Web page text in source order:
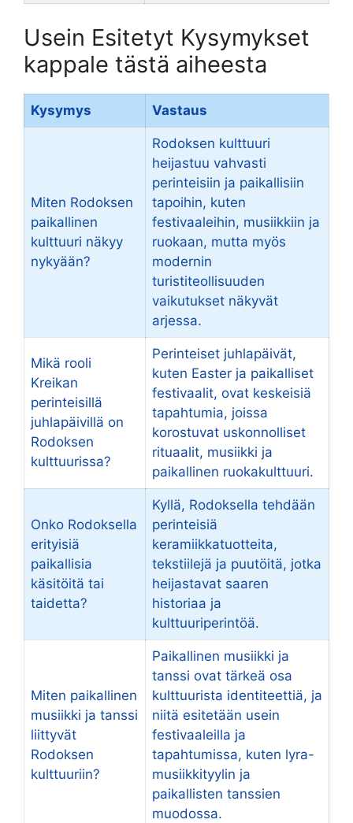
Usein Esitetyt Kysymykset
kappale tästä aiheesta
Kysymys Vastaus
Miten Rodoksen
paikallinen
kulttuuri näkyy
nykyään?
Rodoksen kulttuuri
heijastuu vahvasti
perinteisiin ja paikallisiin
tapoihin, kuten
festivaaleihin, musiikkiin ja
ruokaan, mutta myös
modernin
turistiteollisuuden
vaikutukset näkyvät
arjessa.
Mikä rooli
Kreikan
perinteisillä
juhlapäivillä on
Rodoksen
kulttuurissa?
Perinteiset juhlapäivät,
kuten Easter ja paikalliset
festivaalit, ovat keskeisiä
tapahtumia, joissa
korostuvat uskonnolliset
rituaalit, musiikki ja
paikallinen ruokakulttuuri.
Onko Rodoksella
erityisiä
paikallisia
käsitöitä tai
taidetta?
Kyllä, Rodoksella tehdään
perinteisiä
keramiikkatuotteita,
tekstiilejä ja puutöitä, jotka
heijastavat saaren
historiaa ja
kulttuuriperintöä.
Miten paikallinen
musiikki ja tanssi
liittyvät
Rodoksen
kulttuuriin?
Paikallinen musiikki ja
tanssi ovat tärkeä osa
kulttuurista identiteettiä, ja
niitä esitetään usein
festivaaleilla ja
tapahtumissa, kuten lyra-
musiikkityylin ja
paikallisten tanssien
muodossa.